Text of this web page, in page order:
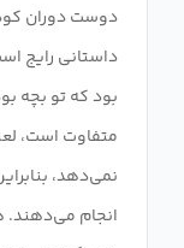
دوست دوران
داستانی رایج
بود که تو بچه
متفاوت است،
نمی‌دهد،
انجام می‌دهند.